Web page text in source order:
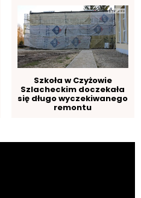
Szkoła w Czyżowie
Szlacheckim doczekała
się długo wyczekiwanego
remontu